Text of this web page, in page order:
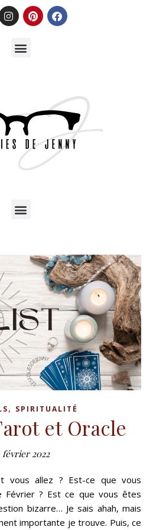
, SPIRITUALITÉ
et Oracle
février 2022
Février ? Est ce que vous êtes
bizarre… Je sais ahah, mais
importante je trouve. Puis, ce